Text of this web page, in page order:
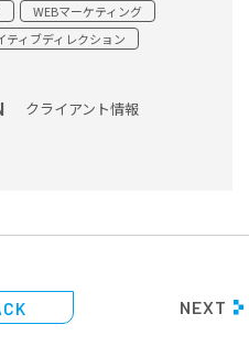
WEBマーケティング
ティブディレクション
クライアント情報
NEXT